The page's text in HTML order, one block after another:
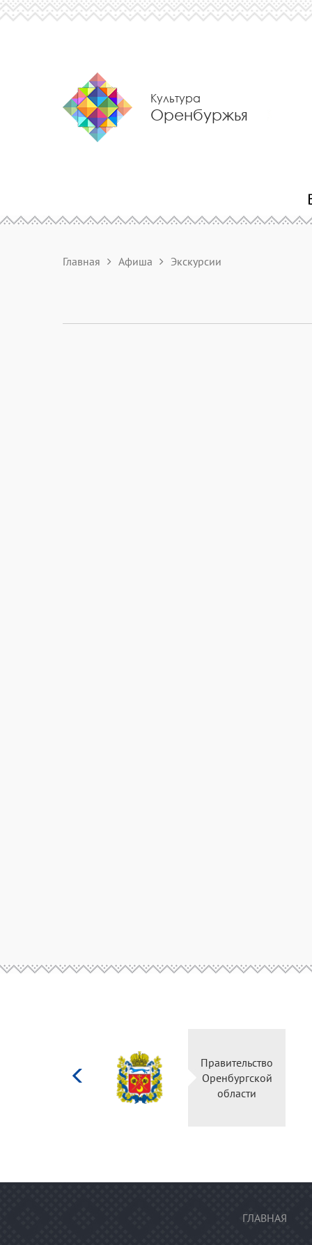
Культура
Оренбуржья
Главная Афиша Экскурсии
Правительство
Оренбургской
области
ГЛАВНАЯ